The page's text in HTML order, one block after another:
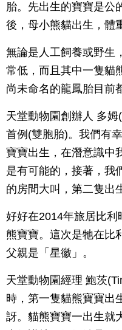
胎。先出生的寶寶是公
後，母小熊貓出生，體
無論是人工飼養或野生
常低，而且其中一隻貓
尚未命名的龍鳳胎目前
天堂動物園創辦人 多
首例(雙胞胎)。我們有
寶寶出生，在潛意識中
是有可能的，接著，我
的房間大叫，第二隻出
好好在2014年旅居比
熊寶寶。這次是牠在比
父親是「星徽」。
天堂動物園經理 鮑茨
時，第一隻貓熊寶寶出
訝。貓熊寶寶一出生就